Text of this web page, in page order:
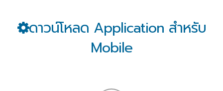
ดาวน์โหลด Application สำหรับ
Mobile